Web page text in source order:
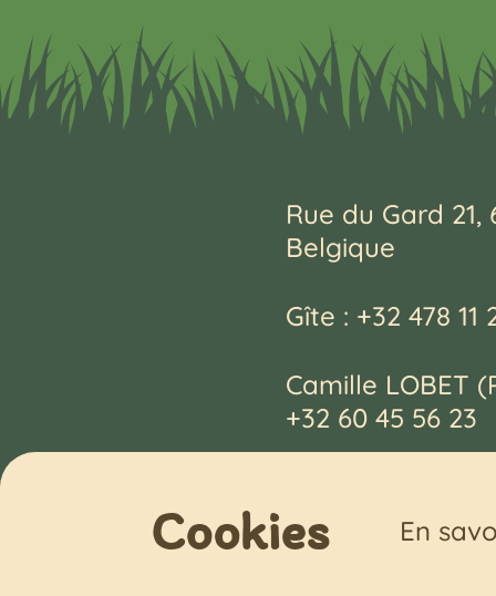
Rue du Gard 21,
Belgique
Gîte : +32 478 11
Camille LOBET
+32 60 45 56 23
Cookies En